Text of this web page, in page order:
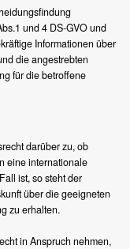
und 4 DS-GVO und
Informationen über
die angestrebten
für die betroffene
darüber zu, ob
eine internationale
ist, so steht der
über die geeigneten
zu erhalten.
in Anspruch nehmen,